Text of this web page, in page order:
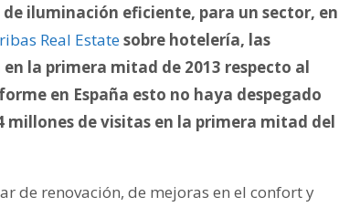
iluminación eficiente, para un sector, en
Real Estatesobre hotelería, las
la primera mitad de 2013 respecto al
en España esto no haya despegado
millones de visitas en la primera mitad del
de renovación, de mejoras en el confort y